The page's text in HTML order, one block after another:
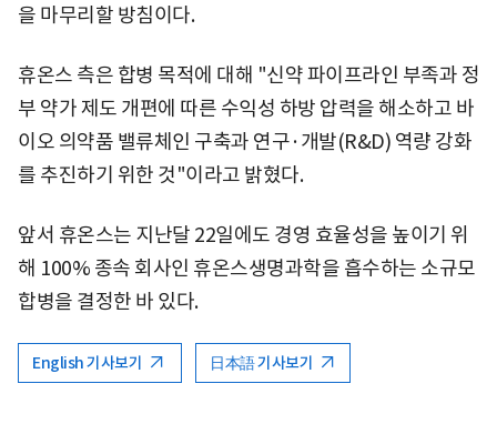
을 마무리할 방침이다.
휴온스 측은 합병 목적에 대해 "신약 파이프라인 부족과 정
부 약가 제도 개편에 따른 수익성 하방 압력을 해소하고 바
이오 의약품 밸류체인 구축과 연구·개발(R&D) 역량 강화
를 추진하기 위한 것"이라고 밝혔다.
앞서 휴온스는 지난달 22일에도 경영 효율성을 높이기 위
해 100% 종속 회사인 휴온스생명과학을 흡수하는 소규모
합병을 결정한 바 있다.
English 기사보기 日本語 기사보기